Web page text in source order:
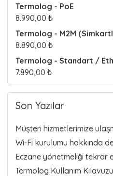
Termolog - PoE
8.990,00 ₺
Termolog - M2M
8.890,00 ₺
Termolog - Standart /
7.890,00 ₺
Son Yazılar
Müşteri hizmetlerimize
Wi-Fi kurulumu hakkında
Eczane yönetmeliği tekrar
Termolog Kullanım Kılavuzu